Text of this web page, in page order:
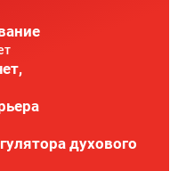
духового